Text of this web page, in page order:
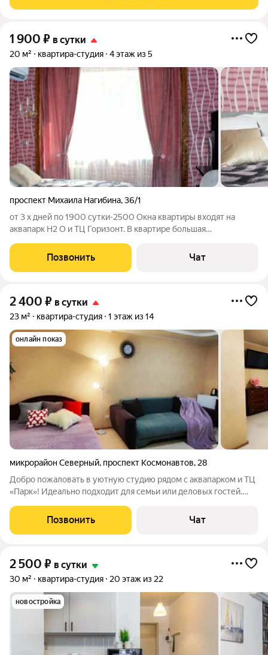
помесячно! Где нaxoдитcя
1 900 ₽ в сутки
20 м² квартира-студия 4 этаж из 5
проспект Михаила Нагибина,36/1
от 3 х дней по 1900 сутки-2500 Окна квартиры входят на
аквапарк H2 O и ТЦ Горизонт. В квартире большая
с подпиской wink, кухонная зона, душ и все необходимое для
комфортного пребывания. Во
Позвонить Чат
2 400 ₽ в сутки
23 м² квартира-студия 1 этаж из 14
онлайн показ
микрорайон Северный, проспект Космонавтов, 28
Добро пожаловать в уютную студию рядом с аквапарком и ТЦ
«Парк»! Идеально подходит для семьи или деловых гостей.
раскладной диван. Бесконтактное заселение 24/7. В квартире
есть всё необходимое для
Позвонить Чат
2 500 ₽ в сутки
30 м² квартира-студия 20 этаж из 22
новостройка